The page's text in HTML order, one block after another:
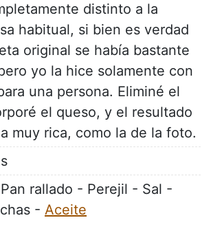
distinto a la
habitual, si bien es verdad
original se había bastante
yo la hice solamente con
una persona. Eliminé el
el queso, y el resultado
muy rica, como la de la foto.
rallado - Perejil - Sal -
- Aceite